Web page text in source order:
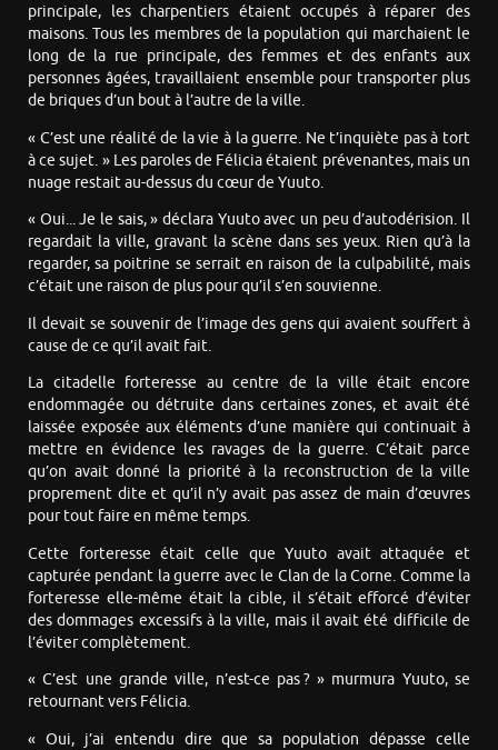
principale, les charpentiers étaient occupés à réparer des
maisons. Tous les membres de la population qui marchaient le
long de la rue principale, des femmes et des enfants aux
personnes âgées, travaillaient ensemble pour transporter plus
de briques d’un bout à l’autre de la ville.
« C’est une réalité de la vie à la guerre. Ne t’inquiète pas à tort
à ce sujet. » Les paroles de Félicia étaient prévenantes, mais un
nuage restait au-dessus du cœur de Yuuto.
« Oui... Je le sais, » déclara Yuuto avec un peu d’autodérision. Il
regardait la ville, gravant la scène dans ses yeux. Rien qu’à la
regarder, sa poitrine se serrait en raison de la culpabilité, mais
c’était une raison de plus pour qu’il s’en souvienne.
Il devait se souvenir de l’image des gens qui avaient souffert à
cause de ce qu’il avait fait.
La citadelle forteresse au centre de la ville était encore
endommagée ou détruite dans certaines zones, et avait été
laissée exposée aux éléments d’une manière qui continuait à
mettre en évidence les ravages de la guerre. C’était parce
qu’on avait donné la priorité à la reconstruction de la ville
proprement dite et qu’il n’y avait pas assez de main d’œuvres
pour tout faire en même temps.
Cette forteresse était celle que Yuuto avait attaquée et
capturée pendant la guerre avec le Clan de la Corne. Comme la
forteresse elle-même était la cible, il s’était efforcé d’éviter
des dommages excessifs à la ville, mais il avait été difficile de
l’éviter complètement.
« C’est une grande ville, n’est-ce pas ? » murmura Yuuto, se
retournant vers Félicia.
« Oui, j’ai entendu dire que sa population dépasse celle